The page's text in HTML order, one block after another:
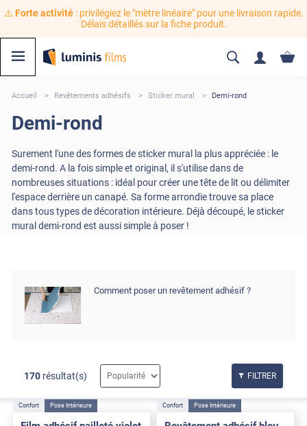
⚠️ Forte activité: privilégiez le "mètre linéaire" pour une livraison rapide.
Délais détaillés sur la fiche produit.
Accueil Revêtements adhésifs Sticker mural Demi-rond
Demi-rond
Surement l'une des formes de sticker mural la plus appréciée : le
demi-rond. A la fois simple et original, il s'utilise dans de
nombreuses situations : idéal pour créer une tête de lit ou délimiter
l'espace derrière un canapé. Sa forme arrondie trouve sa place
dans tous types de décoration intérieure. Déjà découpé, le sticker
mural demi-rond est aussi simple à poser !
Comment poser un revêtement adhésif ?
170 résultat(s) FILTRER
Confort Pose Intérieure Confort Pose Intérieure